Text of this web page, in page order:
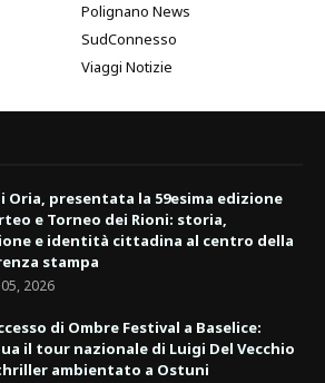
Polignano News
SudConnesso
Viaggi Notizie
Oria, presentata la 59esima edizione
e Torneo dei Rioni: storia,
e identità cittadina al centro della
stampa
2026
di Ombre Festival a Baselice:
il tour nazionale di Luigi Del Vecchio
ambientato a Ostuni